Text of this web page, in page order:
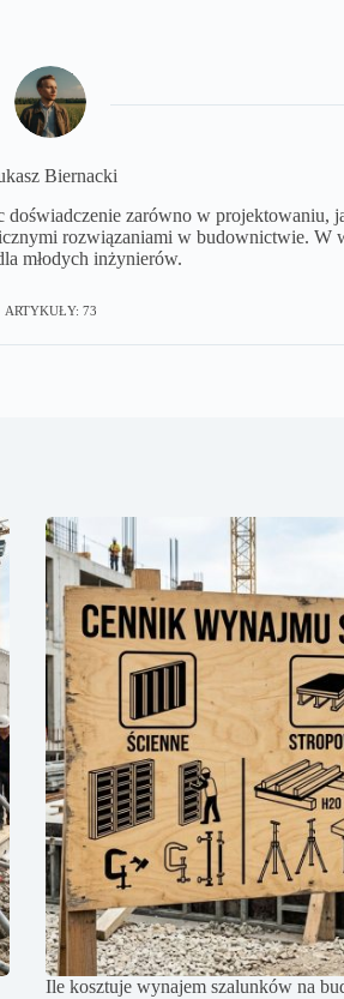
Biernacki
zarówno w projektowaniu,
rozwiązaniami w budownictwie. W
młodych inżynierów.
ARTYKUŁY: 73
Ile kosztuje wynajem szalunków na